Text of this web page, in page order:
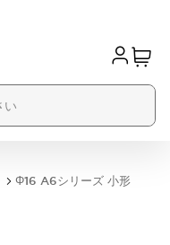
Φ16 A6シリーズ 小形